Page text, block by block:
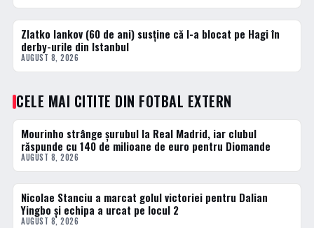
FOTBAL EXTERN
Zlatko Iankov (60 de ani) susține că l-a blocat pe Hagi în
derby-urile din Istanbul
AUGUST 8, 2026
CELE MAI CITITE DIN FOTBAL EXTERN
1 · TOP
Mourinho strânge șurubul la Real Madrid, iar clubul
răspunde cu 140 de milioane de euro pentru Diomande
AUGUST 8, 2026
2 · TOP
Nicolae Stanciu a marcat golul victoriei pentru Dalian
Yingbo și echipa a urcat pe locul 2
AUGUST 8, 2026